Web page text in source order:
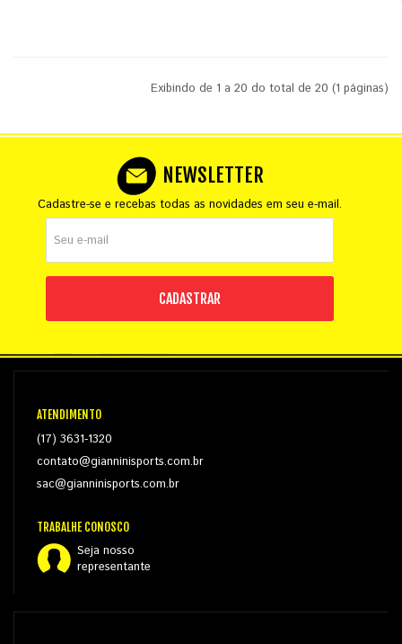
Exibindo de 1 a 20 do total de 20 (1 páginas)
NEWSLETTER
Cadastre-se e recebas todas as novidades em seu e-mail.
CADASTRAR
ATENDIMENTO
(17) 3631-1320
contato@gianninisports.com.br
sac@gianninisports.com.br
TRABALHE CONOSCO
Seja nosso
representante